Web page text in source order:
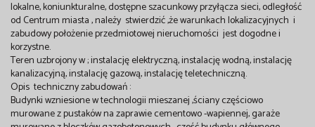
lokalne, koniunkturalne, dostępne szacunkowy przyłącza sieci, odległość
od Centrum miasta , należy stwierdzić ,że warunkach lokalizacyjnych i
zabudowy położenie przedmiotowej nieruchomości jest dogodne i
korzystne.
Teren uzbrojony w ; instalację elektryczną, instalację wodną, instalację
kanalizacyjną, instalację gazową, instalację teletechniczną.
Opis techniczny zabudowań :
Budynki wzniesione w technologii mieszanej ,ściany częściowo
murowane z pustaków na zaprawie cementowo -wapiennej, garaże